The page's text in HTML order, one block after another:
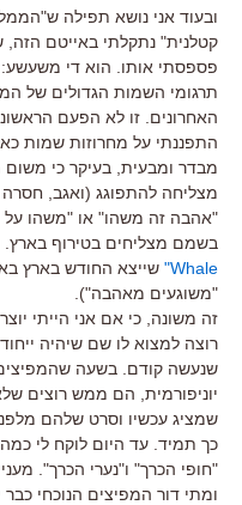
ובעוד אני נושא תפילה
קטלנית" נתקלתי באייטם הזה,
פספסתי אותו. הוא די משעשע:
תרגומי השמות הגדולים של
האחרונים. זו לא הפעם
התפננתי על מחרוזות שמות
מבדר ומבעית, בעיקר כי
מצליחה להתפוגג (ואגב,
"אהבה זה משהו" או "משהו
בשמם מצליחים בטירוף בארץ.
Whale" שייצא החודש בארץ
"משוגעים מאהבה").
זה משונה, כי אם אני הייתי
רוצה למצוא לו שם שיהיה
שנעשה קודם. בשעה
יוניפורמית, הם ממש רוצים
כך תמיד. עד היום לוקח לי
"חופי הכרך" ו"נערי הכרך".
ומתי דור המפיצים הנוכחי